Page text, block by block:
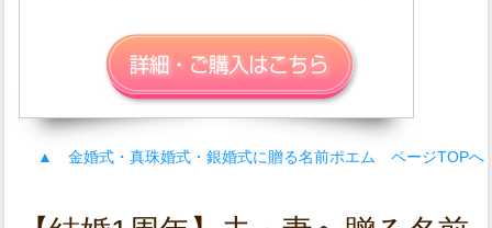
▲ 金婚式・真珠婚式・銀婚式に贈る名前ポエム ページTOPへ